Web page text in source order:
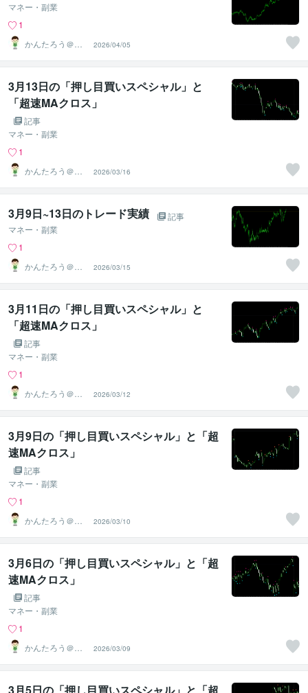
マネー・副業
1
かんたろう＠か
んたんFX
2026/04/05
3月13日の「押し目買いスペシャル」と
「超速MAクロス」
記事
マネー・副業
1
かんたろう＠か
んたんFX
2026/03/16
3月9日~13日のトレード実績
記事
マネー・副業
1
かんたろう＠か
んたんFX
2026/03/15
3月11日の「押し目買いスペシャル」と
「超速MAクロス」
記事
マネー・副業
1
かんたろう＠か
んたんFX
2026/03/12
3月9日の「押し目買いスペシャル」と「超
速MAクロス」
記事
マネー・副業
1
かんたろう＠か
んたんFX
2026/03/10
3月6日の「押し目買いスペシャル」と「超
速MAクロス」
記事
マネー・副業
1
かんたろう＠か
んたんFX
2026/03/09